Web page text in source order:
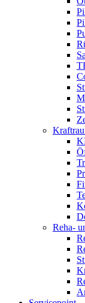
Reha-